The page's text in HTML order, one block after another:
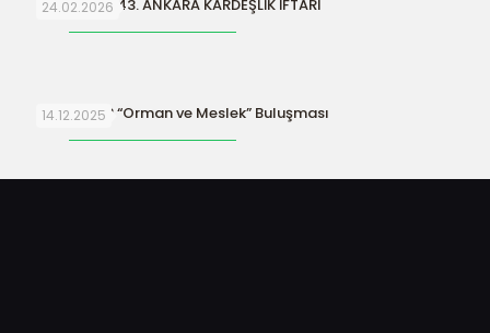
24.02.2026
ORFAMDER 43. ANKARA KARDEŞLİK İFTARI
14.12.2025
ORFAMDER “Orman ve Meslek” Buluşması